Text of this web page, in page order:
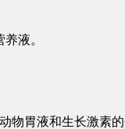
液。
胃液和生长激素